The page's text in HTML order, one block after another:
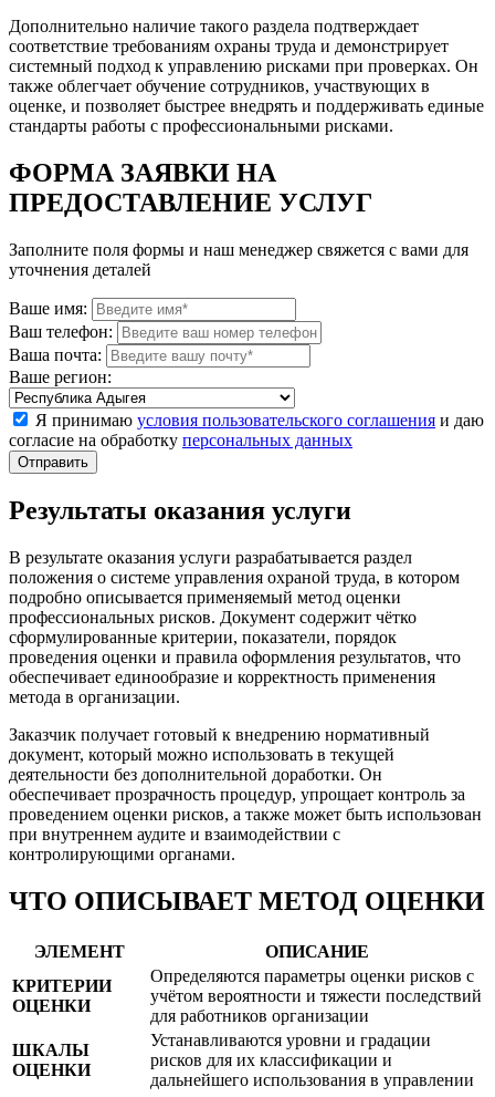
Дополнительно наличие такого раздела подтверждает
соответствие требованиям охраны труда и демонстрирует
системный подход к управлению рисками при проверках. Он
также облегчает обучение сотрудников, участвующих в
оценке, и позволяет быстрее внедрять и поддерживать единые
стандарты работы с профессиональными рисками.
ФОРМА ЗАЯВКИ НА
ПРЕДОСТАВЛЕНИЕ УСЛУГ
Заполните поля формы и наш менеджер свяжется с вами для
уточнения деталей
Ваше имя:
Ваш телефон:
Ваша почта:
Ваше регион:
Я принимаю условия пользовательского соглашения и даю
согласие на обработку персональных данных
Результаты оказания услуги
В результате оказания услуги разрабатывается раздел
положения о системе управления охраной труда, в котором
подробно описывается применяемый метод оценки
профессиональных рисков. Документ содержит чётко
сформулированные критерии, показатели, порядок
проведения оценки и правила оформления результатов, что
обеспечивает единообразие и корректность применения
метода в организации.
Заказчик получает готовый к внедрению нормативный
документ, который можно использовать в текущей
деятельности без дополнительной доработки. Он
обеспечивает прозрачность процедур, упрощает контроль за
проведением оценки рисков, а также может быть использован
при внутреннем аудите и взаимодействии с
контролирующими органами.
ЧТО ОПИСЫВАЕТ МЕТОД ОЦЕНКИ
ЭЛЕМЕНТ
ОПИСАНИЕ
КРИТЕРИИ
ОЦЕНКИ
Определяются параметры оценки рисков с
учётом вероятности и тяжести последствий
для работников организации
ШКАЛЫ
ОЦЕНКИ
Устанавливаются уровни и градации
рисков для их классификации и
дальнейшего использования в управлении